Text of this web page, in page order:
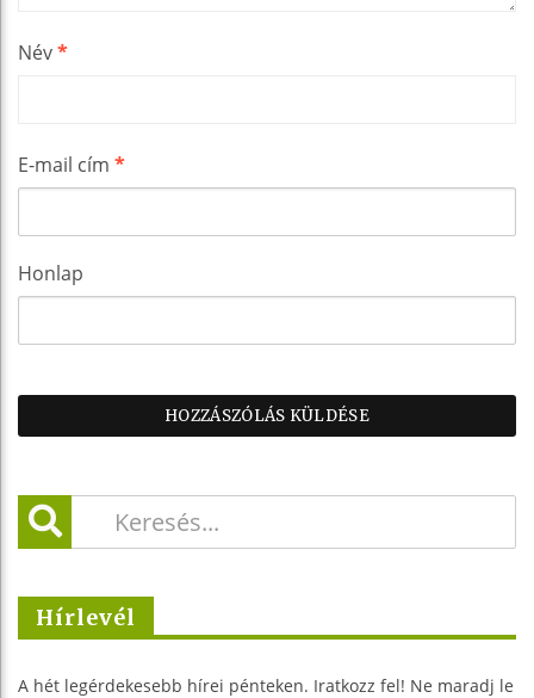
Név*
E-mail cím *
Honlap
Hírlevél
A hét legérdekesebb hírei pénteken. Iratkozz fel! Ne maradj le